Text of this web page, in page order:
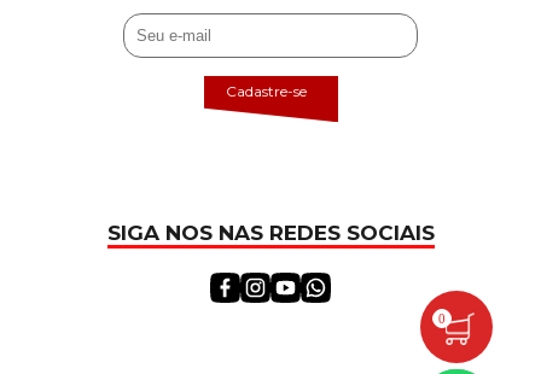
Cadastre-se
SIGA NOS NAS REDES SOCIAIS
0